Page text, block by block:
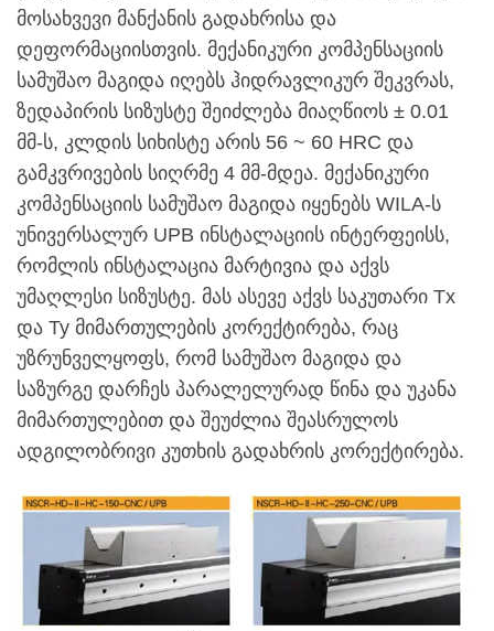
მოსახვევი მანქანის გადახრისა და
დეფორმაციისთვის. მექანიკური კომპენსაციის
სამუშაო მაგიდა იღებს ჰიდრავლიკურ შეკვრას,
ზედაპირის სიზუსტე შეიძლება მიაღწიოს ± 0.01
მმ-ს, კლდის სიხისტე არის 56 ~ 60 HRC და
გამკვრივების სიღრმე 4 მმ-მდეა. მექანიკური
კომპენსაციის სამუშაო მაგიდა იყენებს WILA-ს
უნივერსალურ UPB ინსტალაციის ინტერფეისს,
რომლის ინსტალაცია მარტივია და აქვს
უმაღლესი სიზუსტე. მას ასევე აქვს საკუთარი Tx
და Ty მიმართულების კორექტირება, რაც
უზრუნველყოფს, რომ სამუშაო მაგიდა და
საზურგე დარჩეს პარალელურად წინა და უკანა
მიმართულებით და შეუძლია შეასრულოს
ადგილობრივი კუთხის გადახრის კორექტირება.